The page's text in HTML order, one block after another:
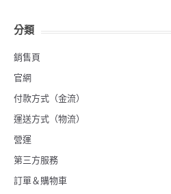
分類
銷售頁
官網
付款方式（金流）
運送方式（物流）
營運
第三方服務
訂單＆購物車